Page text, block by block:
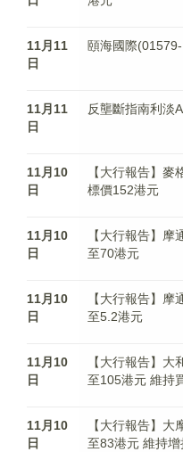
11月11
日
頤海國際
11月11
日
反壟斷指南利淡
11月10
日
【大行報告】
標價152港元
11月10
日
【大行報告】
至70港元
11月10
日
【大行報告】
至5.2港元
11月10
日
【大行報告】
至105港元 維持
11月10
日
【大行報告】
至83港元 維持增